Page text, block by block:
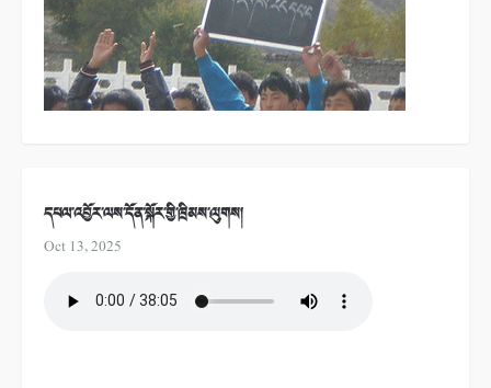
དཔལ་འབྱོར་ལས་དོན་སྐོར་གྱི་ཁྲིམས་ལུགས།
Oct 13, 2025